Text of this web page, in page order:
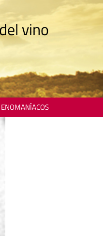
vino
ENOMANÍACOS